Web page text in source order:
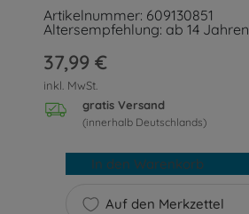
Artikelnummer: 609130851
Altersempfehlung: ab 14 Jahren
37,99 €
inkl. MwSt.
gratis Versand
(innerhalb Deutschlands)
Auf den Merkzettel
In den Warenkorb